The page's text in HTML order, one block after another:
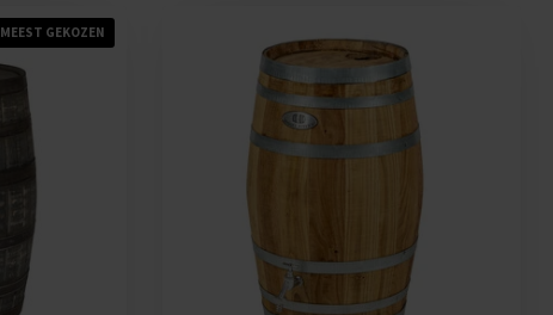
MEEST GEKOZEN